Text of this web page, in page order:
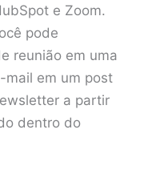
e Zoom.
pode
reunião em uma
mail em um post
a partir
dentro do